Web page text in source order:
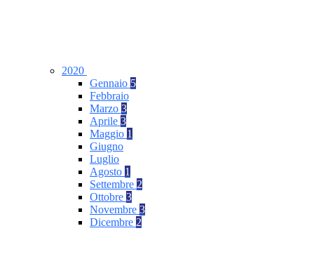
2020
Gennaio 5
Febbraio
Marzo 3
Aprile 3
Maggio 1
Giugno
Luglio
Agosto 1
Settembre 2
Ottobre 3
Novembre 3
Dicembre 2